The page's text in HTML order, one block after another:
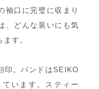
袖口に完璧に収まり
、どんな装いにも気
す。
印。バンドはSEIKO
います。スティー